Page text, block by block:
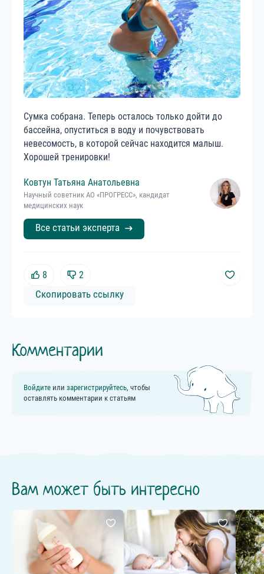
Сумка собрана. Теперь осталось только дойти до
бассейна, опуститься в воду и почувствовать
невесомость, в которой сейчас находится малыш.
Хорошей тренировки!
Ковтун Татьяна Анатольевна
Научный советник АО «ПРОГРЕСС», кандидат
медицинских наук
Все статьи эксперта
8 2
Скопировать ссылку
Комментарии
Войдите или зарегистрируйтесь, чтобы
оставлять комментарии к статьям
Вам может быть интересно